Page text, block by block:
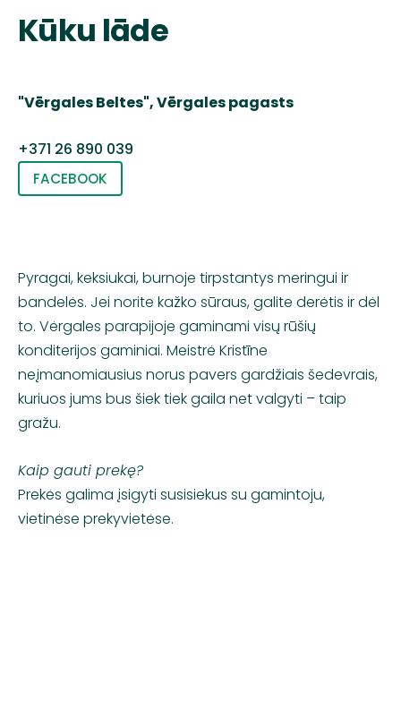
Kūku lāde
"Vērgales Beltes", Vērgales pagasts
+371 26 890 039
FACEBOOK
Pyragai, keksiukai, burnoje tirpstantys meringui ir
bandelės. Jei norite kažko sūraus, galite derėtis ir dėl
to. Vėrgales parapijoje gaminami visų rūšių
konditerijos gaminiai. Meistrė Kristīne
neįmanomiausius norus pavers gardžiais šedevrais,
kuriuos jums bus šiek tiek gaila net valgyti – taip
gražu.
Kaip gauti prekę?
Prekės galima įsigyti susisiekus su gamintoju,
vietinėse prekyvietėse.